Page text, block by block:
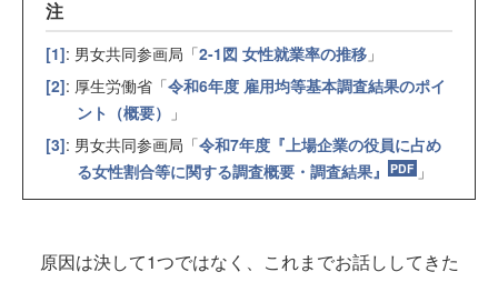
注
[1]: 男女共同参画局「2-1図 女性就業率の推移 」
[2]: 厚生労働省「令和6年度 雇用均等基本調査結果のポイ
ント（概要）
」
[3]: 男女共同参画局「令和7年度『上場企業の役員に占め
る女性割合等に関する調査概要・調査結果』
」
原因は決して1つではなく、これまでお話ししてきた